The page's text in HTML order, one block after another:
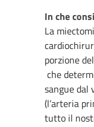
In che
La
porzione
che
sangue dal
(l’arteria
tutto il